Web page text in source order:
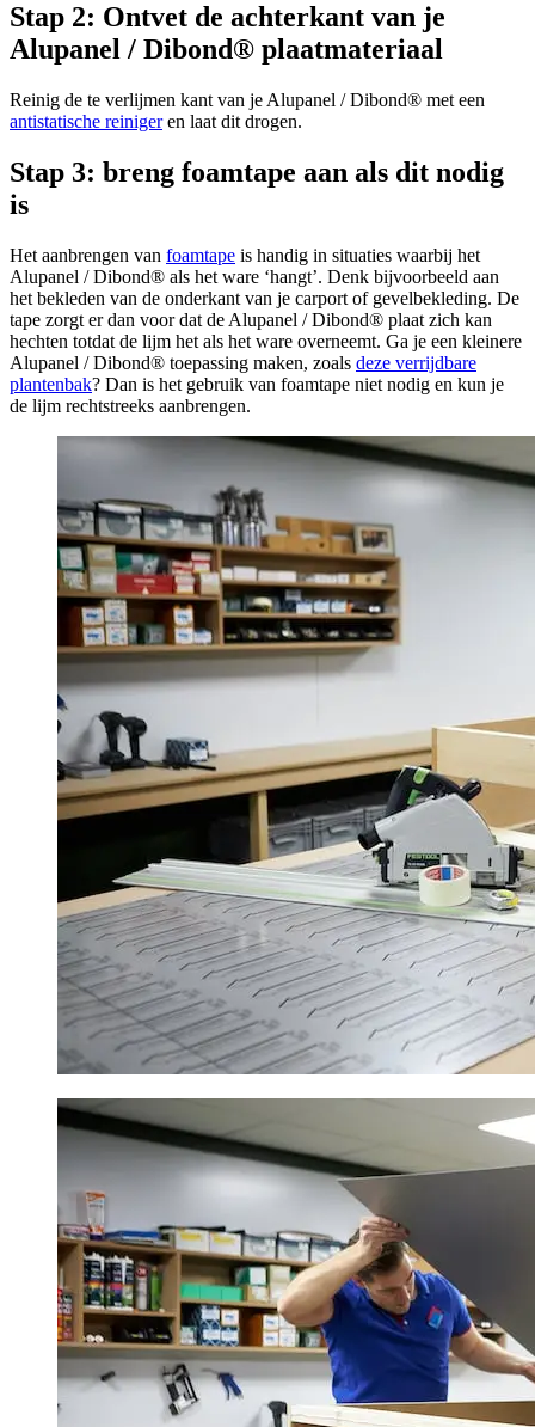
Stap 2: Ontvet de achterkant van je
Alupanel / Dibond® plaatmateriaal
Reinig de te verlijmen kant van je Alupanel / Dibond® met een
antistatische reinigeren laat dit drogen.
Stap 3: breng foamtape aan als dit nodig
is
Het aanbrengen van foamtape is handig in situaties waarbij het
Alupanel / Dibond® als het ware ‘hangt’. Denk bijvoorbeeld aan
het bekleden van de onderkant van je carport of gevelbekleding. De
tape zorgt er dan voor dat de Alupanel / Dibond® plaat zich kan
hechten totdat de lijm het als het ware overneemt. Ga je een kleinere
Alupanel / Dibond® toepassing maken, zoals deze verrijdbare
plantenbak? Dan is het gebruik van foamtape niet nodig en kun je
de lijm rechtstreeks aanbrengen.